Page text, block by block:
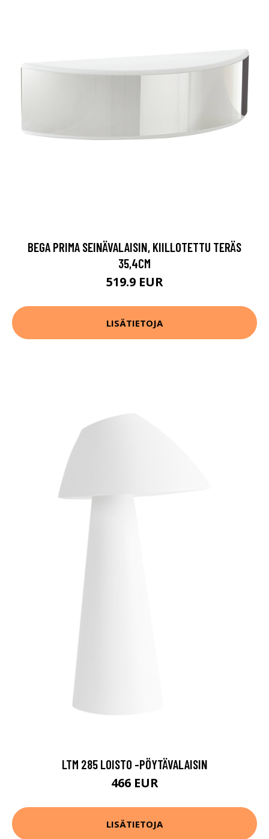
BEGA PRIMA SEINÄVALAISIN, KIILLOTETTU TERÄS
35,4CM
519.9 EUR
LISÄTIETOJA
LTM 285 LOISTO -PÖYTÄVALAISIN
466 EUR
LISÄTIETOJA